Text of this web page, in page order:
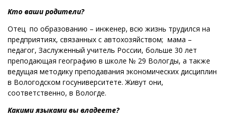
Кто ваши родители?
Отец по образованию – инженер, всю жизнь трудился на
предприятиях, связанных с автохозяйством; мама –
педагог, Заслуженный учитель России, больше 30 лет
преподающая географию в школе № 29 Вологды, а также
ведущая методику преподавания экономических дисциплин
в Вологодском госуниверситете. Живут они,
соответственно, в Вологде.
Какими языками вы владеете?